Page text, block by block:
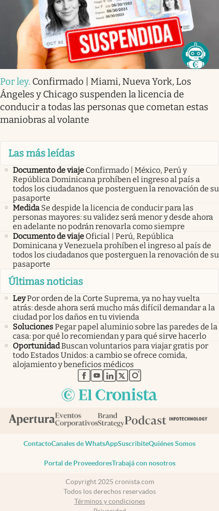
Por ley. Confirmado | Miami, Nueva York, Los
Ángeles y Chicago suspenden la licencia de
conducir a todas las personas que cometan estas
maniobras al volante
Las más leídas
Documento de viaje Confirmado | México, Perú y
República Dominicana prohíben el ingreso al país a
todos los ciudadanos que posterguen la renovación de su
pasaporte
Medida Se despide la licencia de conducir para las
personas mayores: su validez será menor y desde ahora
en adelante no podrán renovarla como siempre
Documento de viaje Oficial | Perú, República
Dominicana y Venezuela prohíben el ingreso al país de
todos los ciudadanos que posterguen la renovación de su
pasaporte
Últimas noticias
LeyPor orden de la Corte Suprema, ya no hay vuelta
atrás: desde ahora será mucho más difícil demandar a la
ciudad por los daños en tu vivienda
SolucionesPegar papel aluminio sobre las paredes de la
casa: por qué lo recomiendan y para qué sirve hacerlo
OportunidadBuscan voluntarios para viajar gratis por
todo Estados Unidos: a cambio se ofrece comida,
alojamiento y beneficios médicos
abre en nueva pestaña
abre en nueva pestaña
abre en nueva pestaña
abre en nueva pestaña
abre en nueva pestaña
ContactoCanales de WhatsAppSuscribiteQuiénes Somos
Portal de ProveedoresTrabajá con nosotros
Copyright 2025 cronista.com
Todos los derechos reservados
Términos y condiciones